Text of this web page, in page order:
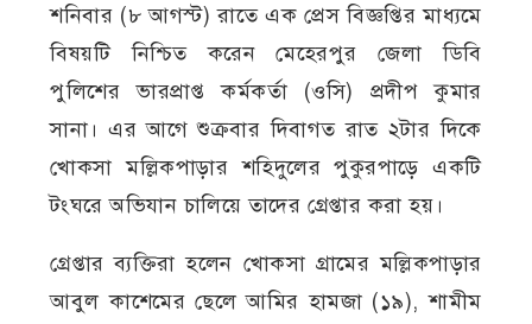
শনিবার (৮ আগস্ট) রাতে এক প্রেস বিজ্ঞপ্তির মাধ্যমে
বিষয়টি নিশ্চিত করেন মেহেরপুর জেলা ডিবি
পুলিশের ভারপ্রাপ্ত কর্মকর্তা (ওসি) প্রদীপ কুমার
সানা। এর আগে শুক্রবার দিবাগত রাত ২টার দিকে
খোকসা মল্লিকপাড়ার শহিদুলের পুকুরপাড়ে একটি
টংঘরে অভিযান চালিয়ে তাদের গ্রেপ্তার করা হয়।
গ্রেপ্তার ব্যক্তিরা হলেন খোকসা গ্রামের মল্লিকপাড়ার
আবুল কাশেমের ছেলে আমির হামজা (১৯), শামীম